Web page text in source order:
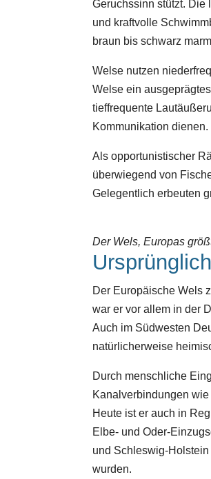
Geruchssinn stützt. Die
und kraftvolle
braun bis schwarz
Welse nutzen
Welse ein
tieffrequente
Kommunikation dienen.
Als opportunistischer
überwiegend von
Gelegentlich erbeuten
Der Wels, Europas
Der Europäische Wels
war er vor allem in der
Auch im Südwesten
natürlicherweise
Durch menschliche
Kanalverbindungen
Heute ist er auch in
Elbe- und Oder-
und Schleswig-
wurden.